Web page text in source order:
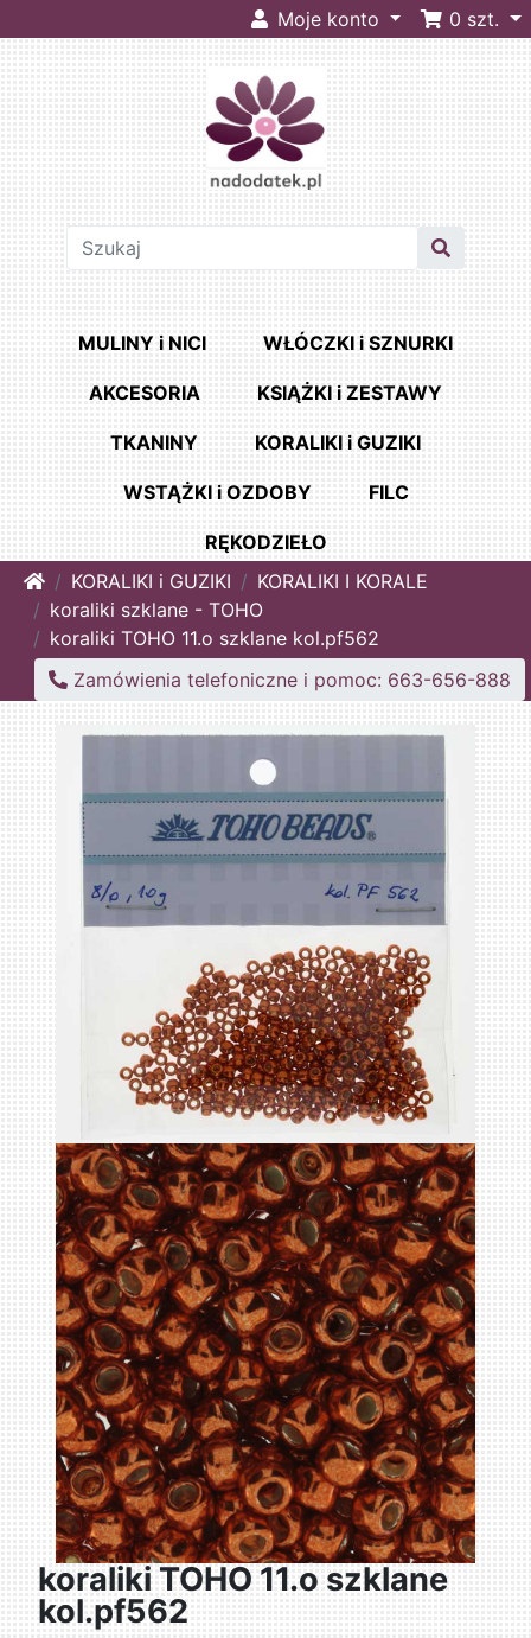
Moje konto 0 szt.
MULINY i NICI WŁÓCZKI i SZNURKI
AKCESORIA KSIĄŻKI i ZESTAWY
TKANINY KORALIKI i GUZIKI
WSTĄŻKI i OZDOBY FILC
RĘKODZIEŁO
HomeKORALIKI i GUZIKI
KORALIKI I KORALE
koraliki szklane - TOHO
koraliki TOHO 11.o szklane kol.pf562
Zamówienia telefoniczne i pomoc: 663-656-888
koraliki TOHO 11.o szklane
kol.pf562